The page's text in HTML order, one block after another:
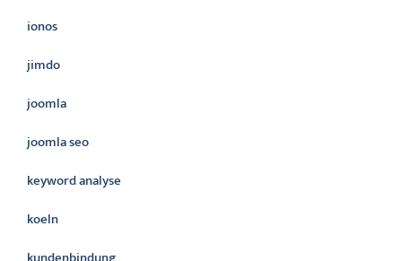
ionos
jimdo
joomla
joomla seo
keyword analyse
koeln